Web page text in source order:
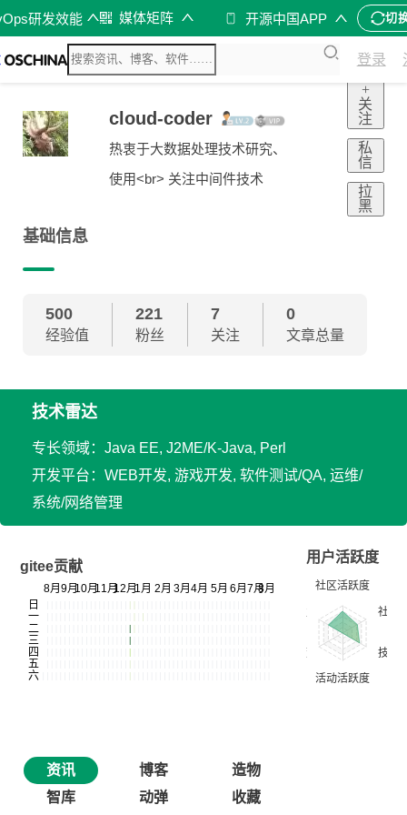
研发效能 媒体矩阵 开源中国APP 切
登录
cloud-coder
热衷于大数据处理技术研究、
使用<br> 关注中间件技术
+
关
注
私
信
拉
黑
基础信息
500
经验值
221
粉丝
7
关注
0
文章总量
技术雷达
专长领域：Java EE, J2ME/K-Java, Perl
开发平台：WEB开发, 游戏开发, 软件测试/QA, 运维/
系统/网络管理
gitee贡献
用户活跃度
资讯 博客
造物
智库
动弹 收藏